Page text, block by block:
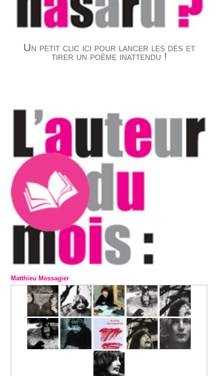
Un petit clic ici pour lancer les dés et
tirer un poème inattendu !
Matthieu Messagier